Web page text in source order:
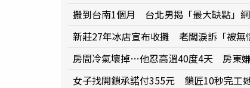
搬到台南1個月 台北男揭「最大缺點」
新莊27年冰店宣布收攤 老闆淚訴「被無
房間冷氣壞掉…他忍高溫40度4天 房東
女子找開鎖承諾付355元 鎖匠10秒完工